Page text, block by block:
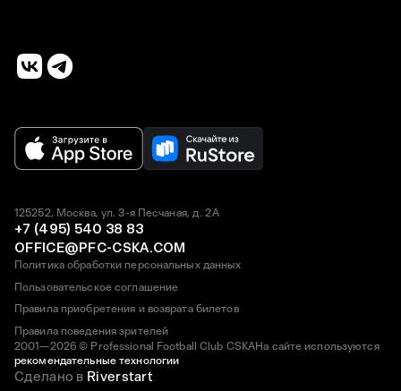
2001—2026 © Professional Football Club CSKAНа сайте используются
рекомендательные технологии
125252, Москва, ул. 3-я Песчаная, д. 2А
+7 (495) 540 38 83
OFFICE@PFC-CSKA.COM
Политика обработки персональных данных
Пользовательское соглашение
Правила приобретения и возврата билетов
Правила поведения зрителей
Сделано в Riverstart